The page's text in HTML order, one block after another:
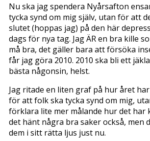
Nu ska jag spendera Nyårsafton
tycka synd om mig själv, utan för att
slutet (hoppas jag) på den här
dags för nya tag. Jag ÄR en bra kille
må bra, det gäller bara att försöka
får jag göra 2010. 2010 ska bli ett
bästa någonsin, helst.
Jag ritade en liten graf på hur året
för att folk ska tycka synd om mig,
förklara lite mer målande hur det har
det hänt några bra saker också, men
dem i sitt rätta ljus just nu.